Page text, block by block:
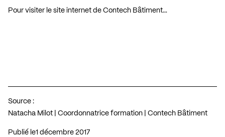
Pour visiter le site internet de Contech Bâtiment…
Source :
Natacha Milot | Coordonnatrice formation | Contech Bâtiment
Publié le 1 décembre 2017